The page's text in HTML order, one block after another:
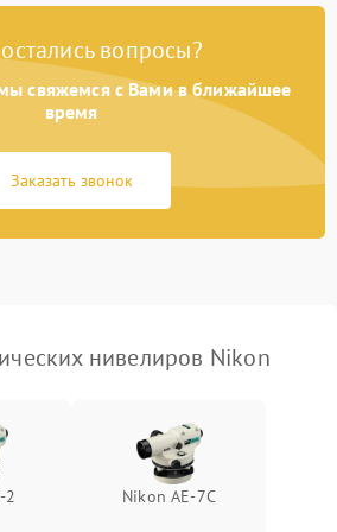
2500 ₽ Подробнее →
2000 ₽
2000 ₽
вопросы?
мы свяжемся с Вами в ближайшее
время
Заказать звонок
нивелиров Nikon
2 Nikon AE-7C